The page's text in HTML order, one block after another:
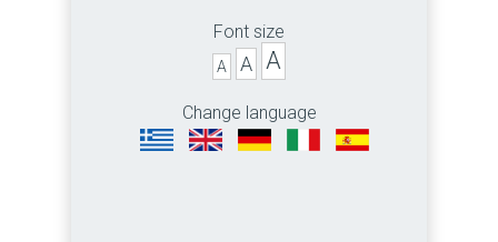
Font size
A A A
Change language